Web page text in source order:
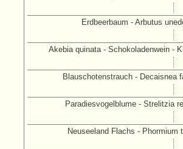
Erdbeerbaum - Arbutus
Akebia quinata - Schokoladenwein -
Blauschotenstrauch - Decaisnea
Paradiesvogelblume - Strelitzia
Neuseeland Flachs - Phormium